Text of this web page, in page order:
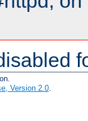
Version 2.0